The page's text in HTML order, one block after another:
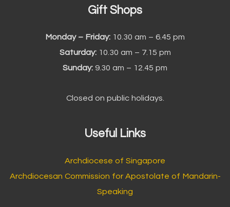
Gift Shops
Monday – Friday: 10.30 am – 6.45 pm
Saturday:10.30 am – 7.15 pm
Sunday: 9.30 am – 12.45 pm
Closed on public holidays.
Useful Links
Archdiocese of Singapore
Archdiocesan Commission for Apostolate of Mandarin-
Speaking